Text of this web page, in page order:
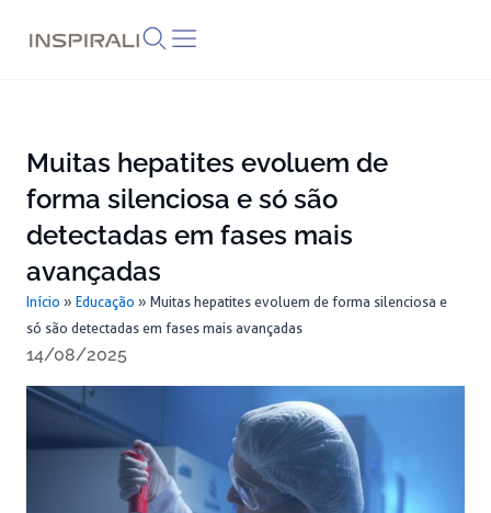
Muitas hepatites evoluem de
forma silenciosa e só são
detectadas em fases mais
avançadas
Início » Educação » Muitas hepatites evoluem de forma silenciosa e
só são detectadas em fases mais avançadas
14/08/2025